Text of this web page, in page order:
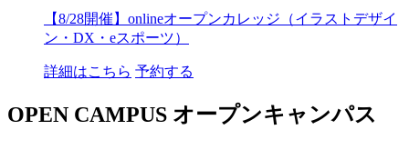
【8/28開催】onlineオープンカレッジ（イラストデザイ
ン・DX・eスポーツ）
詳細はこちら 予約する
OPEN CAMPUS オープンキャンパス